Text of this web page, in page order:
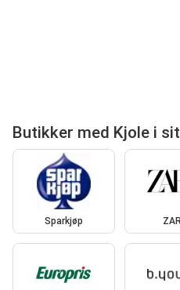
Butikker med Kjole i
Sparkjøp